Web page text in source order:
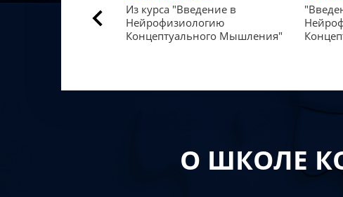
Из курса "Введение в
Нейрофизиологию
Концептуального Мышления"
О ШКОЛЕ